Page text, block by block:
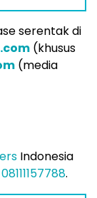
serentak di
(khusus
(media
Indonesia
08111157788.